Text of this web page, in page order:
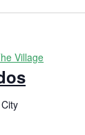
Village